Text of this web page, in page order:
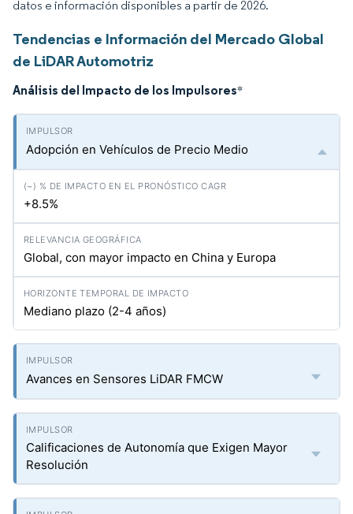
datos e información disponibles a partir de 2026.
Tendencias e Información del Mercado Global
de LiDAR Automotriz
Análisis del Impacto de los Impulsores*
Adopción en Vehículos de Precio Medio
+8.5%
Global, con mayor impacto en China y Europa
Mediano plazo (2-4 años)
Avances en Sensores LiDAR FMCW
Calificaciones de Autonomía que Exigen Mayor
Resolución